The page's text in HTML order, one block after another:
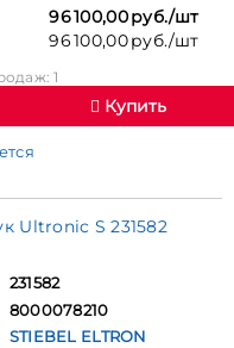
96 100,00 руб./шт
96 100,00 руб./шт
1
Купить
Ultronic S 231582
231582
8000078210
STIEBEL ELTRON